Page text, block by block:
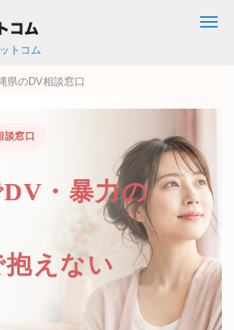
トコム
県のDV相談窓口
談窓口
DV・暴力の
えない